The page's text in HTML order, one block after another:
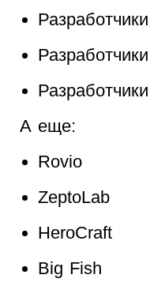
Разработчики
Разработчики
Разработчики
А еще:
Rovio
ZeptoLab
HeroCraft
Big Fish